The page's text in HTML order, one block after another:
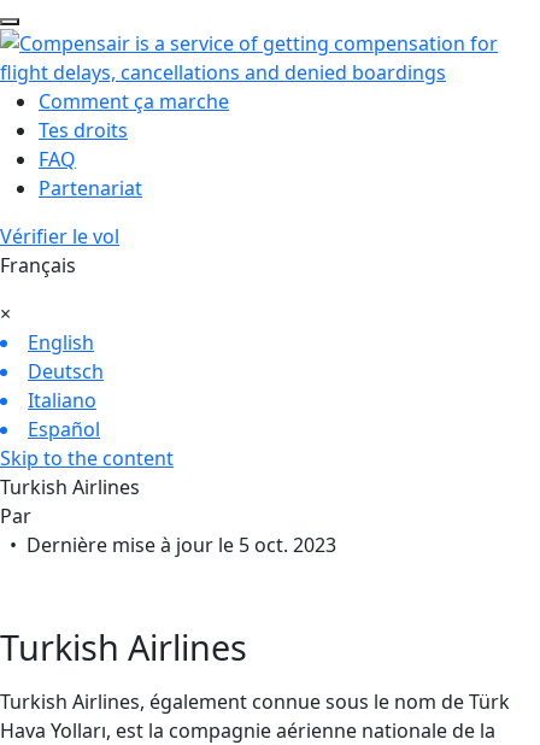
Comment ça marche
Tes droits
FAQ
Partenariat
Vérifier le vol
Français
×
English
Deutsch
Italiano
Español
Skip to the content
Turkish Airlines
Par
• Dernière mise à jour le 5 oct. 2023
Turkish Airlines
Turkish Airlines, également connue sous le nom de Türk
Hava Yolları, est la compagnie aérienne nationale de la